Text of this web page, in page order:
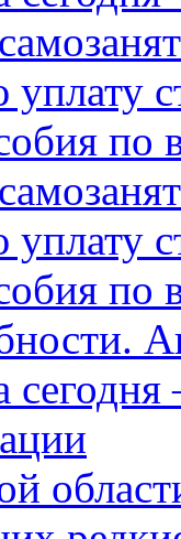
по
по